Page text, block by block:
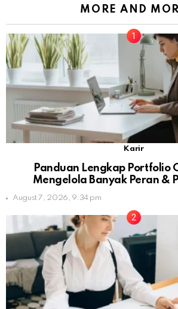
MORE AND
Karir
Panduan Lengkap Portfolio
Mengelola Banyak Peran &
August 7, 2026, 9:34 pm